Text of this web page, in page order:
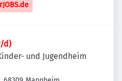
d)
und Jugendheim